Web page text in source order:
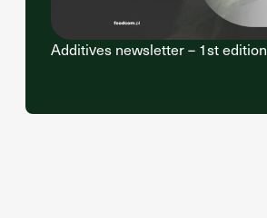
Additives newsletter – 1st edition